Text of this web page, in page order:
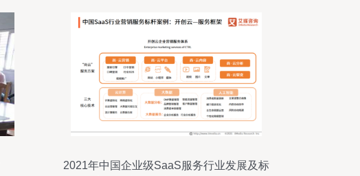
2021年中国企业级SaaS服务行业发展及标